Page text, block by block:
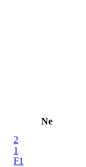
Ne
2
1
F1